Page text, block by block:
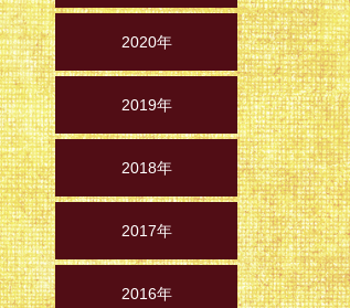
2020年
2019年
2018年
2017年
2016年